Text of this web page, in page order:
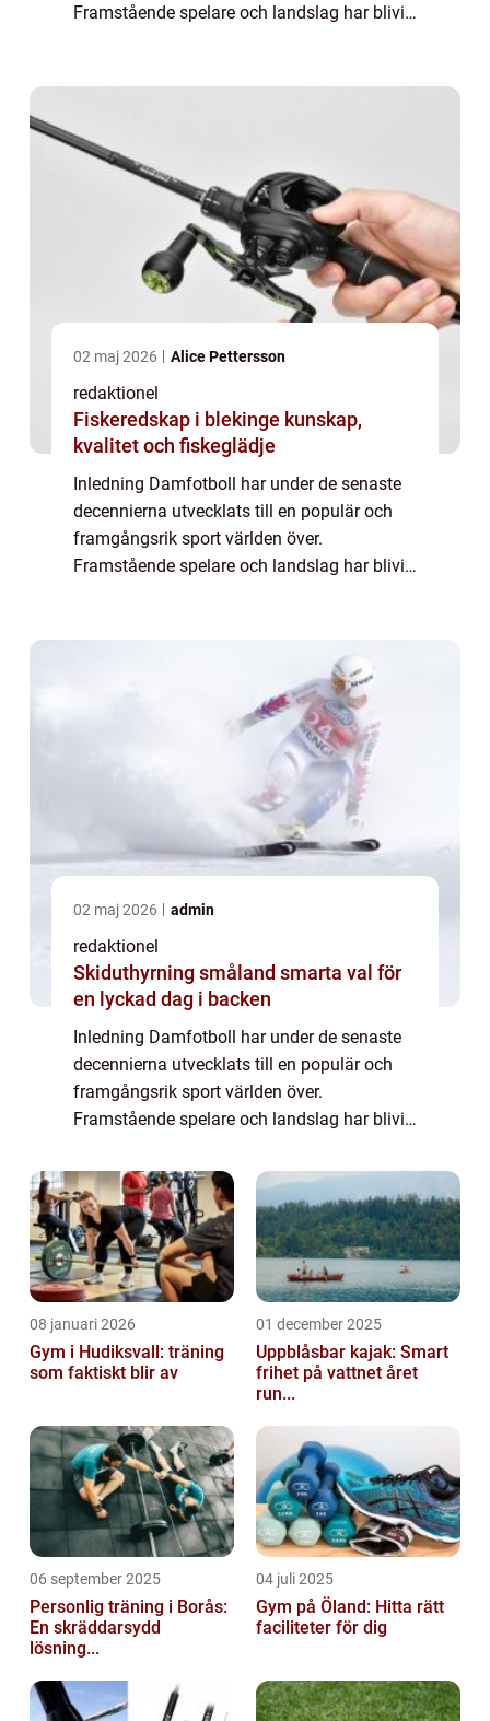
Framstående spelare och landslag har blivit
02 maj 2026 Alice Pettersson
redaktionel
Fiskeredskap i blekinge kunskap,
kvalitet och fiskeglädje
Inledning Damfotboll har under de senaste
decennierna utvecklats till en populär och
framgångsrik sport världen över.
Framstående spelare och landslag har blivit
02 maj 2026 admin
redaktionel
Skiduthyrning småland smarta val för
en lyckad dag i backen
Inledning Damfotboll har under de senaste
decennierna utvecklats till en populär och
framgångsrik sport världen över.
Framstående spelare och landslag har blivit
att popularisera damfotboll. Denna arti...
08 januari 2026
Gym i Hudiksvall: träning
som faktiskt blir av
01 december 2025
Uppblåsbar kajak: Smart
frihet på vattnet året
run...
06 september 2025
Personlig träning i Borås:
En skräddarsydd
lösning...
04 juli 2025
Gym på Öland: Hitta rätt
faciliteter för dig